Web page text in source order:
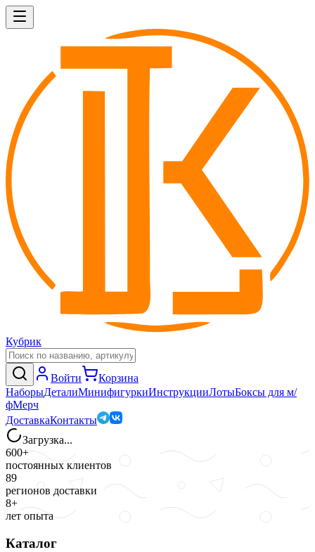
Кубрик
Войти
Корзина
НаборыДеталиМинифигуркиИнструкцииЛотыБоксы для м/
фМерч
ДоставкаКонтакты
Загрузка...
600+
постоянных клиентов
89
регионов доставки
8+
лет опыта
Каталог